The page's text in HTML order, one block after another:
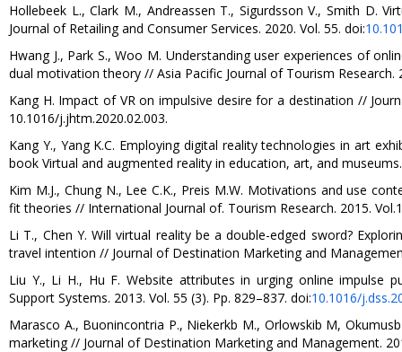
Hollebeek L., Clark M., Andreassen T., Sigurdsson V., Smith D.
Journal of Retailing and Consumer Services. 2020. Vol. 55. doi:
Hwang J., Park S., Woo M. Understanding user experiences of
dual motivation theory // Asia Pacific Journal of Tourism Research.
Kang H. Impact of VR on impulsive desire for a destination //
10.1016/j.jhtm.2020.02.003.
Kang Y., Yang K.C. Employing digital reality technologies in art
book Virtual and augmented reality in education, art, and
Kim M.J., Chung N., Lee C.K., Preis M.W. Motivations and use
fit theories // International Journal of. Tourism Research. 2015.
Li T., Chen Y. Will virtual reality be a double-edged sword?
travel intention // Journal of Destination Marketing and
Liu Y., Li H., Hu F. Website attributes in urging online impulse
Support Systems. 2013. Vol. 55 (3). Pp. 829–837. doi:10.1016/
Marasco A., Buonincontria P., Niekerkb M., Orlowskib M,
marketing // Journal of Destination Marketing and Management.